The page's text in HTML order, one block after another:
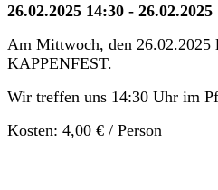
26.02.2025 14:30 - 26.02.2025
Am Mittwoch, den 26.02.2025
KAPPENFEST.
Wir treffen uns 14:30 Uhr im
Kosten: 4,00 € / Person